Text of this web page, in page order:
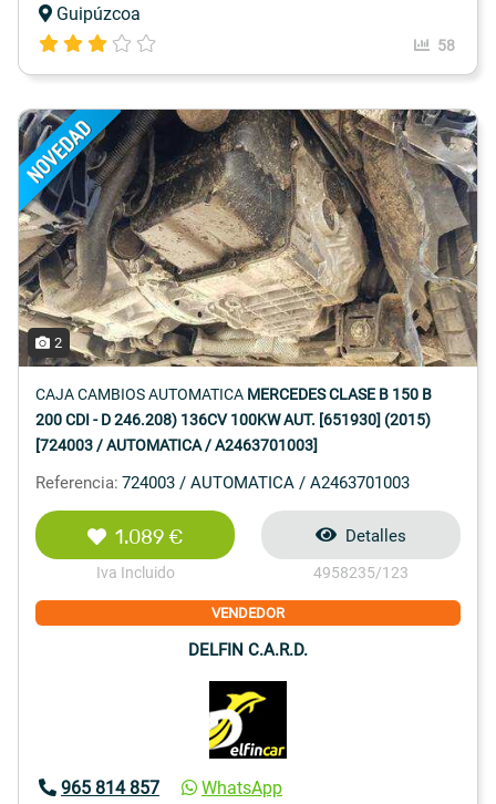
Guipúzcoa
58
2
CAJA CAMBIOS AUTOMATICA MERCEDES CLASE B 150 B
200 CDI - D 246.208) 136CV 100KW AUT. [651930] (2015)
[724003 / AUTOMATICA / A2463701003]
Referencia: 724003 / AUTOMATICA / A2463701003
1.089 €
Iva Incluido
Detalles
4958235/123
VENDEDOR
DELFIN C.A.R.D.
965 814 857
WhatsApp